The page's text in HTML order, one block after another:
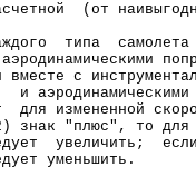
(от
типа
с
аэродинамическими
измененной
знак "плюс", то для
увеличить;
уменьшить.